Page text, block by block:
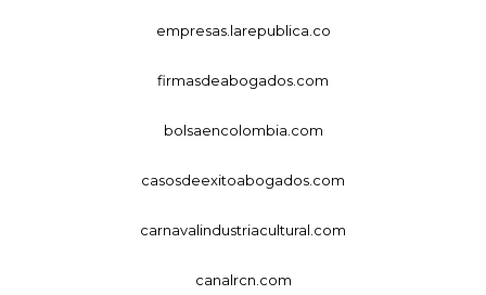
empresas.larepublica.co
firmasdeabogados.com
bolsaencolombia.com
casosdeexitoabogados.com
carnavalindustriacultural.com
canalrcn.com